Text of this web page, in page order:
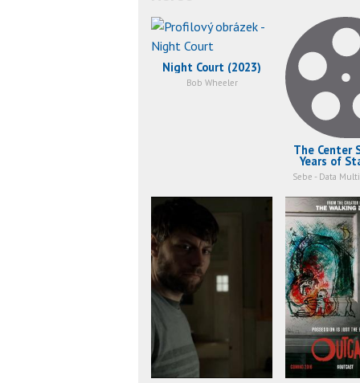
Night Court (2023)
Bob Wheeler
The Center
Years of
Sebe - Data